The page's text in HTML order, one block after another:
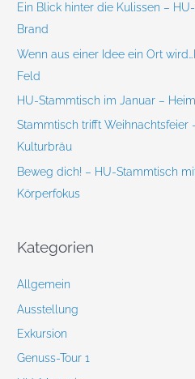
h
:
Ein Blick hinter die Kulissen –
Brand
Wenn aus einer Idee ein Ort
Feld
HU-Stammtisch im Januar –
Stammtisch trifft Weihnachtsfeier
Kulturbräu
Beweg dich! – HU-Stammtisch
Körperfokus
Kategorien
Allgemein
Ausstellung
Exkursion
Genuss-Tour 1